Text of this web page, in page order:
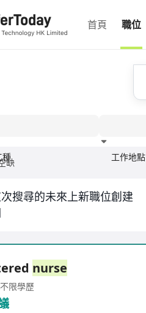
首頁 職位
種 工作地點
缺
搜尋的未來上新職位創建
nurse
不限學歷